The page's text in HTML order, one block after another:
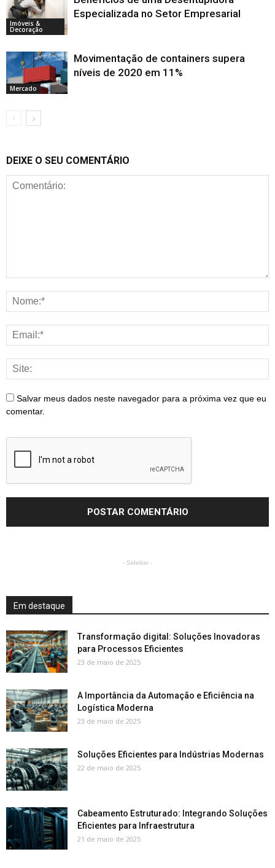
Imóveis &
Decoração
Especializada no Setor Empresarial
Mercado
Movimentação de containers supera
níveis de 2020 em 11%
DEIXE O SEU COMENTÁRIO
Salvar meus dados neste navegador para a próxima vez que eu
comentar.
- Sidebar -
Em destaque
Transformação digital: Soluções Inovadoras
para Processos Eficientes
23 de maio de 2025
A Importância da Automação e Eficiência na
Logística Moderna
23 de maio de 2025
Soluções Eficientes para Indústrias Modernas
22 de maio de 2025
Cabeamento Estruturado: Integrando Soluções
Eficientes para Infraestrutura
21 de maio de 2025